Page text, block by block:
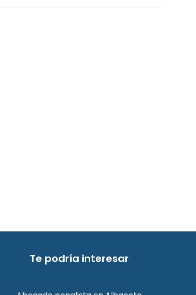
Te podría interesar